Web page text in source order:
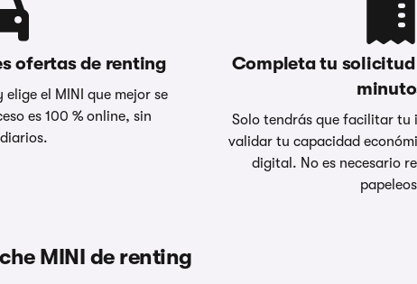
ofertas de renting
el MINI que mejor se
es 100 % online, sin
Completa tu solicitud
Solo tendrás que facilitar tu
validar tu capacidad
digital. No es necesario
MINI de renting